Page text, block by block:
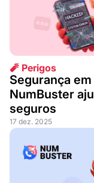
🧨 Perigos
Segurança
NumBuster
seguros
17 dez. 2025